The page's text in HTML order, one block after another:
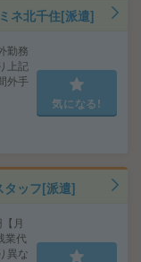
ネ北千住[派遣]
勤務
上記
外手
気になる!
タッフ[派遣]
月
業代
異な